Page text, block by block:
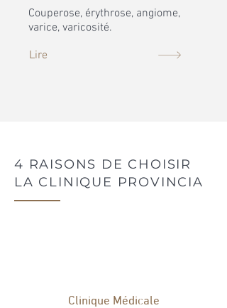
Couperose, érythrose, angiome,
varice, varicosité.
Lire
4 RAISONS DE CHOISIR
LA CLINIQUE PROVINCIA
Clinique Médicale